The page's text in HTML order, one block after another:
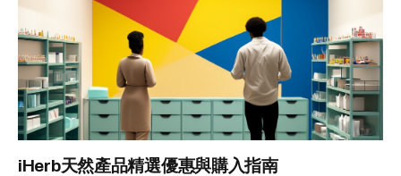
iHerb天然產品精選優惠與購入指南